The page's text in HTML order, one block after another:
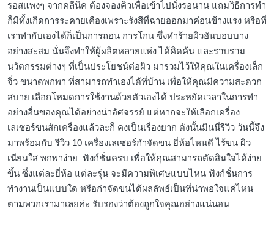
รอสแพงๆ จากคลีนิค ต้องจองคิวเพื่อเข้าไปนั่งรอนาน แถมวิธีการทำ
ก็มีทั้งเกิดการระคายเคืองเพราะรังสีที่ฉายออกมาค่อนข้างแรง หรือที่
เราทำกับเองได้ก็เป็นการถอน การโกน ซึ่งทำร้ายผิวอันบอบบาง
อย่างสะสม นั่นจึงทำให้ผู้ผลิตหลายแห่ง ได้คิดค้น และรวบรวม
นวัตกรรมต่างๆ ที่เป็นประโยชน์ต่อผิว มารวมไว้ให้คุณในเครื่องเล็ก
จิ๋ว ขนาดพกพา ที่สามารถทำเองได้ที่บ้าน เพื่อให้คุณมีความสะดวก
สบาย เลือกโหมดการใช้งานด้วยตัวเองได้ ประหยัดเวลาในการทำ
อย่างอื่นของคุณได้อย่างน่าอัศจรรย์ แต่หากจะให้เลือกเครื่อง
เลเซอร์ขนสักเครื่องแล้วละก็ คงเป็นเรื่องยาก ดังนั้นมินนี่รีวิว วันนี้จึง
มาพร้อมกับ รีวิว 10 เครื่องเลเซอร์กำจัดขน ยี่ห้อไหนดี ไร้ขน ผิว
เนียนใส พกพาง่าย ฟังก์ชั่นครบ เพื่อให้คุณสามารถตัดสินใจได้ง่าย
ขึ้น ซึ่งแต่ละยี่ห้อ แต่ละรุ่น จะมีความพิเศษแบบไหน ฟังก์ชั่นการ
ทำงานเป็นแบบใด หรือกำจัดขนได้ผลลัพธ์เป็นที่น่าพอใจแค่ไหน
ตามพวกเรามาเลยค่ะ รับรองว่าต้องถูกใจคุณอย่างแน่นอน